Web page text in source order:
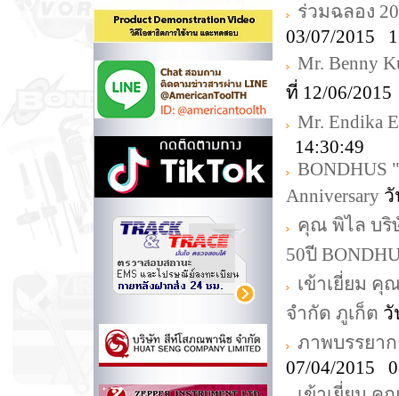
ร่วมฉลอง
03/07/2015
Mr. Benny
ที่ 12/06/
Mr. Endika
14:30:49
BONDHUS
Anniversary วั
คุณ พิไล บริ
50ปี
เข้าเยี่ยม คุ
จำกัด ภูเก็ต วั
ภาพบรรยาก
07/04/2015